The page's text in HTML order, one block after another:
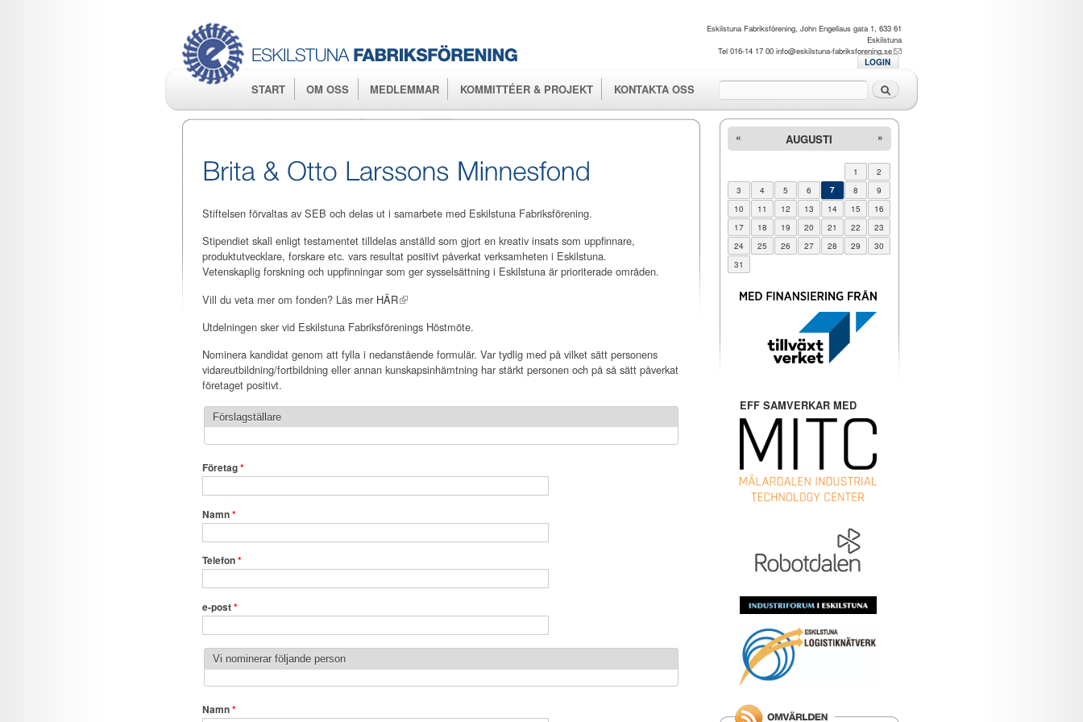
Eskilstuna Fabriksförening, John Engellaus gata 1, 633 61
Eskilstuna
Tel 016-14 17 00 info@eskilstuna-fabriksforening.se
Sök
LOGIN
START OM OSS MEDLEMMAR KOMMITTÉER & PROJEKT KONTAKTA OSS
Stiftelsen förvaltas av SEB och delas ut i samarbete med Eskilstuna Fabriksförening.
Stipendiet skall enligt testamentet tilldelas anställd som gjort en kreativ insats som uppfinnare,
produktutvecklare, forskare etc. vars resultat positivt påverkat verksamheten i Eskilstuna.
Vetenskaplig forskning och uppfinningar som ger sysselsättning i Eskilstuna är prioriterade områden.
Vill du veta mer om fonden? Läs mer HÄR
Utdelningen sker vid Eskilstuna Fabriksförenings Höstmöte.
Nominera kandidat genom att fylla i nedanstående formulär. Var tydlig med på vilket sätt personens
vidareutbildning/fortbildning eller annan kunskapsinhämtning har stärkt personen och på så sätt påverkat
företaget positivt.
Förslagställare
Företag*
Namn*
Telefon*
e-post*
Vi nominerar följande person
Namn*
AUGUSTI
« »
1
2
3
4 5 6 7 8
9
10
11 12 13 14 15
16
17
18 19 20 21 22
23
24
25 26 27 28 29
30
31
EFF SAMVERKAR MED